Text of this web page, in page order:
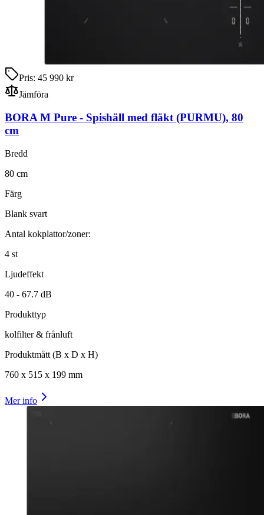
Pris: 45 990 kr
Jämföra
BORA M Pure - Spishäll med fläkt (PURMU), 80
cm
Bredd
80 cm
Färg
Blank svart
Antal kokplattor/zoner:
4 st
Ljudeffekt
40 - 67.7 dB
Produkttyp
kolfilter & frånluft
Produktmått (B x D x H)
760 x 515 x 199 mm
Mer info